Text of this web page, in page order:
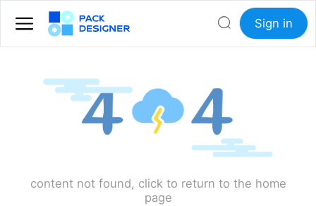
Sign in
content not found, click to return to the home
page